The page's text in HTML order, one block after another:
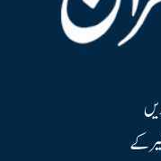
کے